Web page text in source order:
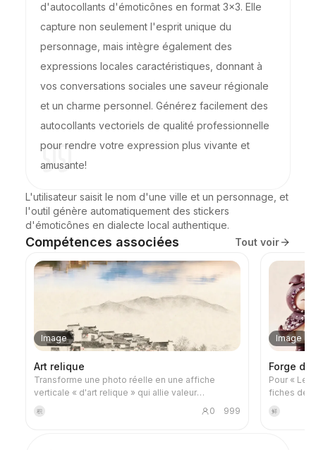
d'autocollants d'émoticônes en format 3x3. Elle
capture non seulement l'esprit unique du
personnage, mais intègre également des
expressions locales caractéristiques, donnant à
vos conversations sociales une saveur régionale
et un charme personnel. Générez facilement des
autocollants vectoriels de qualité professionnelle
pour rendre votre expression plus vivante et
amusante!
L'utilisateur saisit le nom d'une ville et un personnage, et
l'outil génère automatiquement des stickers
d'émoticônes en dialecte local authentique.
Compétences associées Tout voir
Image
Art relique
Transforme une photo réelle en une affiche
verticale « d'art relique » qui allie valeur
documentaire et artistique : la partie supérieure
conserve la photographie originale non modifiée,
积 0 999
Image
Forge
Pour « Le
fiches de
鲜